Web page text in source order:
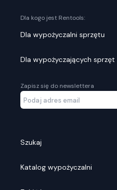
Dla kogo jest Rentools:
Dla wypożyczalni sprzętu
Dla wypożyczających sprzęt
Zapisz się do newslettera
Szukaj
Katalog wypożyczalni